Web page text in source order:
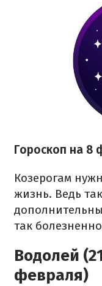
Гороскоп на 8
Козерогам
жизнь. Ведь
так
Водолей
февраля)